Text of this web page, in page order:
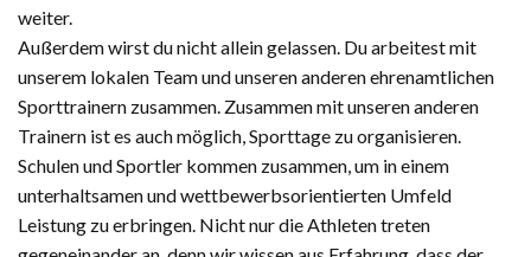
weiter.
Außerdem wirst du nicht allein gelassen. Du arbeitest mit
unserem lokalen Team und unseren anderen ehrenamtlichen
Sporttrainern zusammen. Zusammen mit unseren anderen
Trainern ist es auch möglich, Sporttage zu organisieren.
Schulen und Sportler kommen zusammen, um in einem
unterhaltsamen und wettbewerbsorientierten Umfeld
Leistung zu erbringen. Nicht nur die Athleten treten